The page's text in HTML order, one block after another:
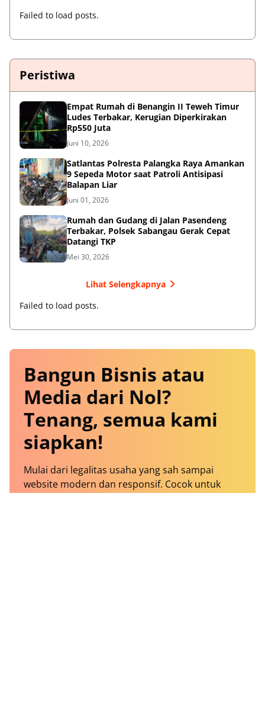
Failed to load posts.
Peristiwa
Empat Rumah di Benangin II Teweh Timur
Ludes Terbakar, Kerugian Diperkirakan
Rp550 Juta
Juni 10, 2026
Satlantas Polresta Palangka Raya Amankan
9 Sepeda Motor saat Patroli Antisipasi
Balapan Liar
Juni 01, 2026
Rumah dan Gudang di Jalan Pasendeng
Terbakar, Polsek Sabangau Gerak Cepat
Datangi TKP
Mei 30, 2026
Lihat Selengkapnya
Failed to load posts.
Bangun Bisnis atau
Media dari Nol?
Tenang, semua kami
siapkan!
Mulai dari legalitas usaha yang sah sampai
website modern dan responsif. Cocok untuk